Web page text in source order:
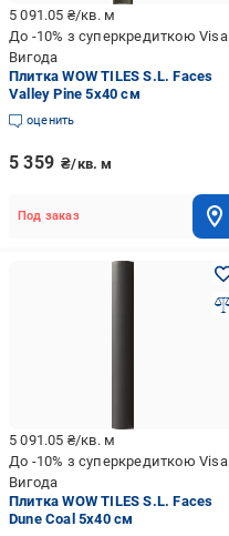
5 091.05 ₴/кв. м
До -10% з суперкредиткою Visa
Вигода
Плитка WOW TILES S.L. Faces
Valley Pine 5x40 см
оценить
5 359 ₴/кв. м
Под заказ
5 091.05 ₴/кв. м
До -10% з суперкредиткою Visa
Вигода
Плитка WOW TILES S.L. Faces
Dune Coal 5x40 см